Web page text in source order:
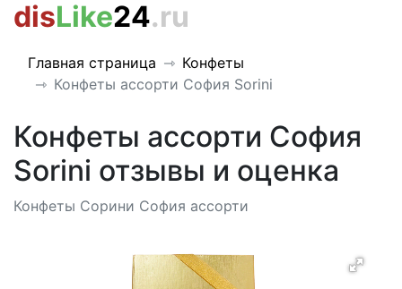
disLike24.ru
Главная страница
Конфеты
Конфеты ассорти София Sorini
Конфеты ассорти София
Sorini отзывы и оценка
Конфеты Сорини София ассорти